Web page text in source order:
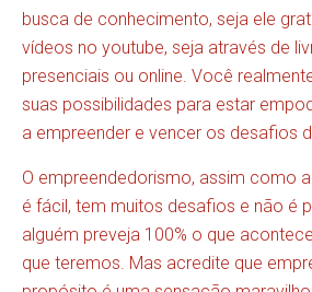
busca de conhecimento, seja ele
vídeos no youtube, seja através de
presenciais ou online. Você
suas possibilidades para estar
a empreender e vencer os desafios
O empreendedorismo, assim como
é fácil, tem muitos desafios e não é
alguém preveja 100% o que
que teremos. Mas acredite que